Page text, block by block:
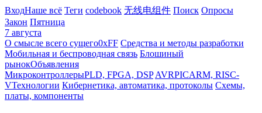
ВходНаше всё Теги codebook 无线电组件 Поиск Опросы
Закон Пятница
7 августа
О смысле всего сущего0xFF Средства и методы разработки
Мобильная и беспроводная связь Блошиный
рынокОбъявления
МикроконтроллерыPLD, FPGA, DSP AVRPICARM, RISC-
VТехнологии Кибернетика, автоматика, протоколы Схемы,
платы, компоненты